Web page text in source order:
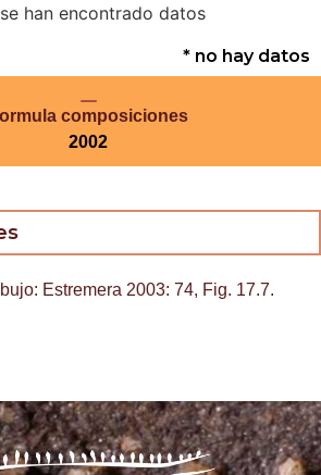
han encontrado datos
* no hay datos
composiciones
2002
Estremera 2003: 74, Fig. 17.7.